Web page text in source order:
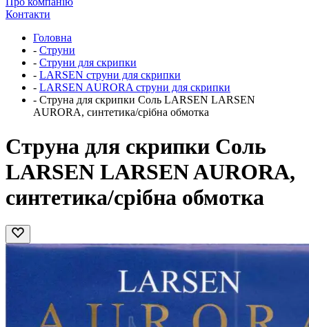
Контакти
Головна
- Струни
- Струни для скрипки
- LARSEN струни для скрипки
- LARSEN AURORA струни для скрипки
- Струна для скрипки Соль LARSEN LARSEN
AURORA, синтетика/срібна обмотка
Струна для скрипки Соль
LARSEN LARSEN AURORA,
синтетика/срібна обмотка